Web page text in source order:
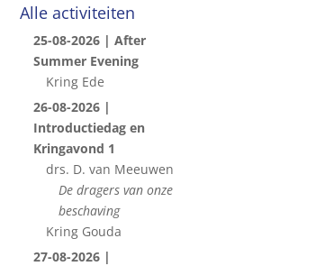
Alle activiteiten
25-08-2026 | After
Summer Evening
Kring Ede
26-08-2026 |
Introductiedag en
Kringavond 1
drs. D. van Meeuwen
De dragers van onze
beschaving
Kring Gouda
27-08-2026 |